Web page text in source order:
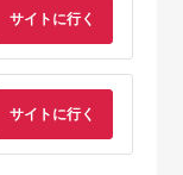
サイトに行く
サイトに行く